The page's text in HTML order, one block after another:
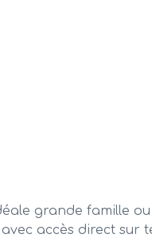
grande famille
accès direct sur